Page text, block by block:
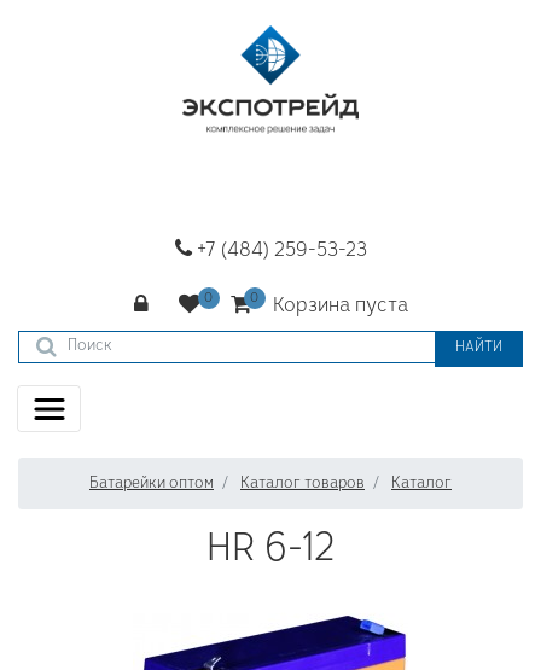
+7 (484) 259-53-23
Корзина пуста
НАЙТИ
Батарейки оптом Каталог товаров Каталог
HR 6-12